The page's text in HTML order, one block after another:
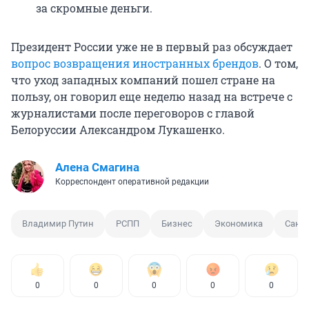
за скромные деньги.
Президент России уже не в первый раз обсуждает
вопрос возвращения иностранных брендов. О том,
что уход западных компаний пошел стране на
пользу, он говорил еще неделю назад на встрече с
журналистами после переговоров с главой
Белоруссии Александром Лукашенко.
Алена Смагина
Корреспондент оперативной редакции
Владимир Путин РСПП Бизнес Экономика
0 0 0 0 0